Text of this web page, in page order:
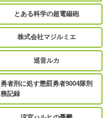
とある科学の超電磁砲
株式会社マジルミエ
巡音ルカ
勇者刑に処す懲罰勇者9004隊刑
務記録